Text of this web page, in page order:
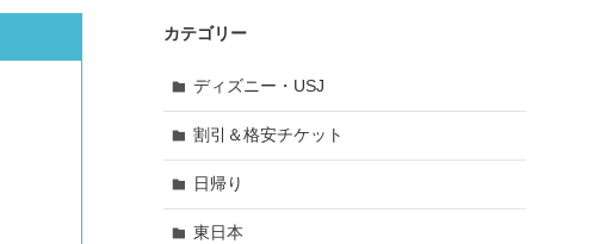
カテゴリー
ディズニー・USJ
割引＆格安チケット
日帰り
東日本